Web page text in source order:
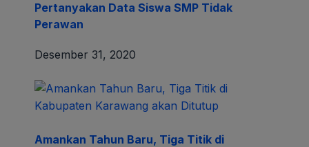
Pertanyakan Data Siswa SMP Tidak
Perawan
Desember 31, 2020
Amankan Tahun Baru, Tiga Titik di